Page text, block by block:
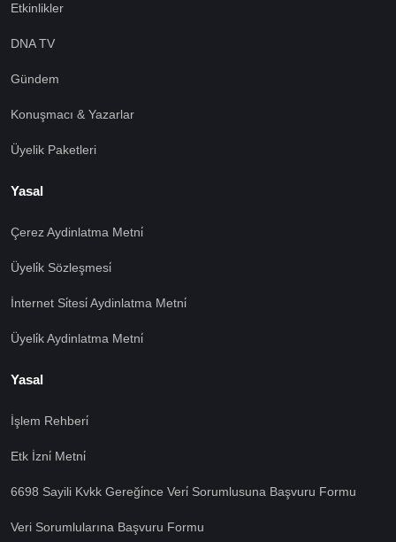
Etkinlikler
DNA TV
Gündem
Konuşmacı & Yazarlar
Üyelik Paketleri
Yasal
Çerez Aydinlatma Metni̇
Üyeli̇k Sözleşmesi̇
İnternet Si̇tesi̇ Aydinlatma Metni̇
Üyeli̇k Aydinlatma Metni̇
Yasal
İşlem Rehberi̇
Etk İzni̇ Metni̇
6698 Sayili Kvkk Gereği̇nce Veri̇ Sorumlusuna Başvuru Formu
Veri Sorumlularına Başvuru Formu
şekilde çerezler kullanmaktayız. Çerezleri nasıl
inceleyebilirsiniz Bu siteye giriş yaparak çerez